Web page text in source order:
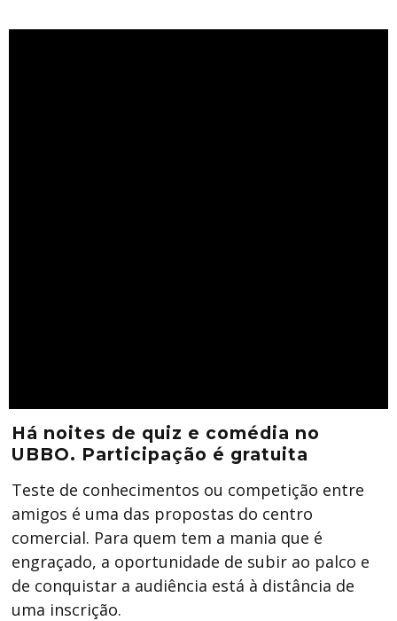
Há noites de quiz e comédia no
UBBO. Participação é gratuita
Teste de conhecimentos ou competição entre
amigos é uma das propostas do centro
comercial. Para quem tem a mania que é
engraçado, a oportunidade de subir ao palco e
de conquistar a audiência está à distância de
uma inscrição.